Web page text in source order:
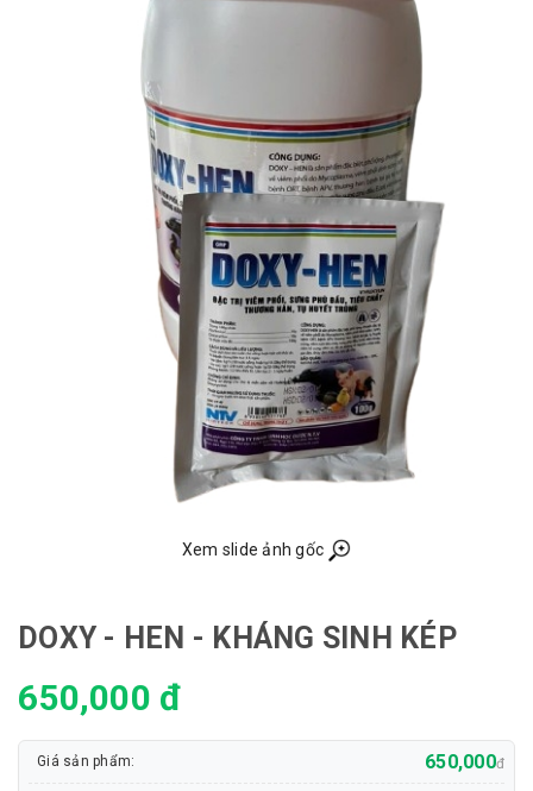
Xem slide ảnh gốc
DOXY - HEN - KHÁNG SINH KÉP
650,000 đ
Giá sản phẩm: 650,000đ